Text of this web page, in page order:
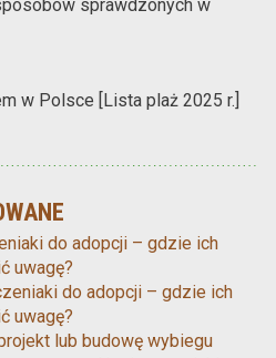
sprawdzonych w
w Polsce [Lista plaż 2025 r.]
do adopcji – gdzie ich
uwagę?
do adopcji – gdzie ich
uwagę?
lub budowę wybiegu